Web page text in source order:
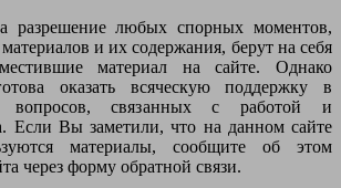
разрешение любых спорных моментов,
и их содержания, берут на себя
материал на сайте. Однако
оказать всяческую поддержку в
связанных с работой и
Если Вы заметили, что на данном сайте
материалы, сообщите об этом
через форму обратной связи.